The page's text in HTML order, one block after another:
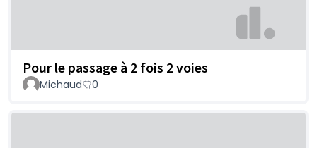
Pour le passage à 2 fois 2 voies
Michaud 0